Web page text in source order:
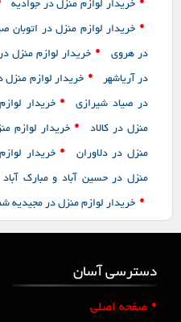
• خریدار لوازم منزل در جوادیه
• خریدار لوازم منزل در اتوبان
در هروی • خریدار لوازم منزل
در آریاشهر • خریدار لوازم منزل
در صیاد شیرازی • خریدار
منزل در کالاد • خریدار لوازم
منزل در دلاوران • خریدار
منزل در حسین آباد و مبارک آباد
• خریدار لوازم منزل در مجیدیه
دسترسی آسان
• صفحه اصلی